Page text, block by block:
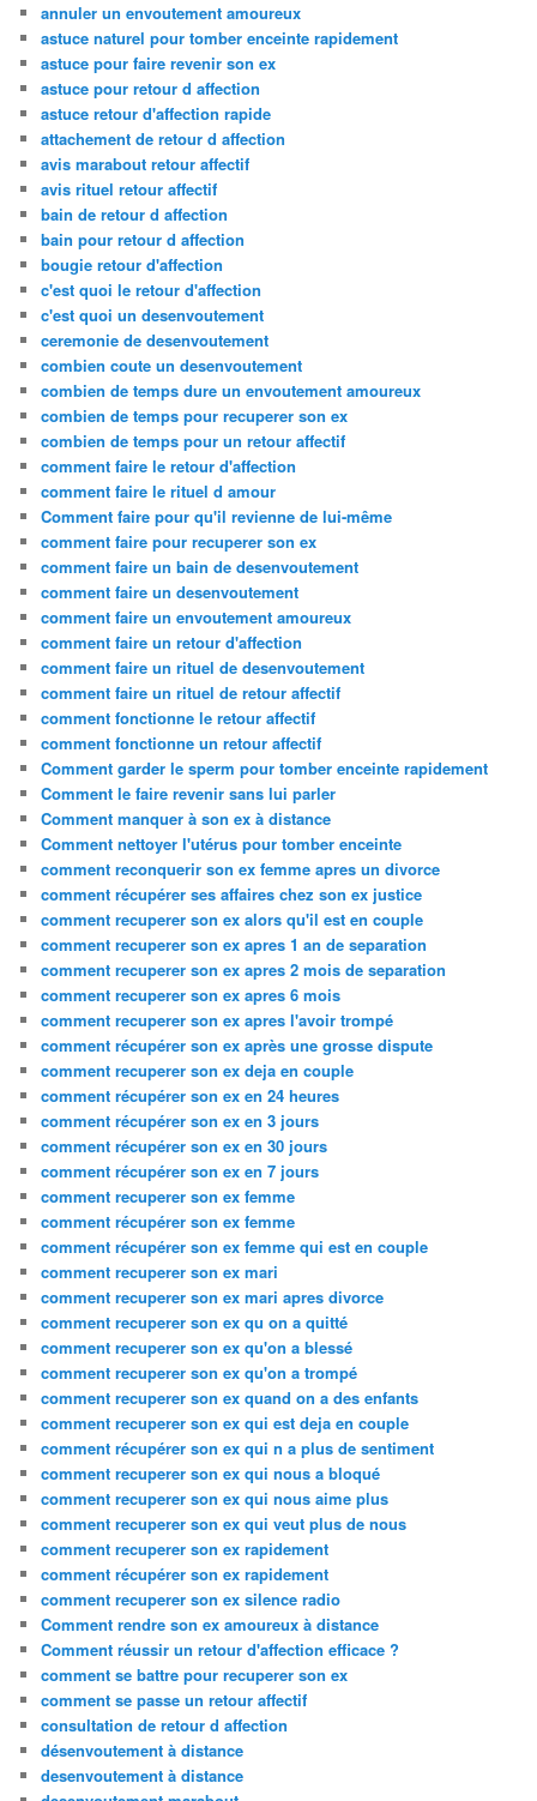
annuler un envoutement amoureux
astuce naturel pour tomber enceinte rapidement
astuce pour faire revenir son ex
astuce pour retour d affection
astuce retour d'affection rapide
attachement de retour d affection
avis marabout retour affectif
avis rituel retour affectif
bain de retour d affection
bain pour retour d affection
bougie retour d'affection
c'est quoi le retour d'affection
c'est quoi un desenvoutement
ceremonie de desenvoutement
combien coute un desenvoutement
combien de temps dure un envoutement amoureux
combien de temps pour recuperer son ex
combien de temps pour un retour affectif
comment faire le retour d'affection
comment faire le rituel d amour
Comment faire pour qu'il revienne de lui-même
comment faire pour recuperer son ex
comment faire un bain de desenvoutement
comment faire un desenvoutement
comment faire un envoutement amoureux
comment faire un retour d'affection
comment faire un rituel de desenvoutement
comment faire un rituel de retour affectif
comment fonctionne le retour affectif
comment fonctionne un retour affectif
Comment garder le sperm pour tomber enceinte rapidement
Comment le faire revenir sans lui parler
Comment manquer à son ex à distance
Comment nettoyer l'utérus pour tomber enceinte
comment reconquerir son ex femme apres un divorce
comment récupérer ses affaires chez son ex justice
comment recuperer son ex alors qu'il est en couple
comment recuperer son ex apres 1 an de separation
comment recuperer son ex apres 2 mois de separation
comment recuperer son ex apres 6 mois
comment recuperer son ex apres l'avoir trompé
comment récupérer son ex après une grosse dispute
comment recuperer son ex deja en couple
comment récupérer son ex en 24 heures
comment récupérer son ex en 3 jours
comment récupérer son ex en 30 jours
comment récupérer son ex en 7 jours
comment recuperer son ex femme
comment récupérer son ex femme
comment récupérer son ex femme qui est en couple
comment recuperer son ex mari
comment recuperer son ex mari apres divorce
comment recuperer son ex qu on a quitté
comment recuperer son ex qu'on a blessé
comment recuperer son ex qu'on a trompé
comment recuperer son ex quand on a des enfants
comment recuperer son ex qui est deja en couple
comment récupérer son ex qui n a plus de sentiment
comment recuperer son ex qui nous a bloqué
comment recuperer son ex qui nous aime plus
comment recuperer son ex qui veut plus de nous
comment recuperer son ex rapidement
comment récupérer son ex rapidement
comment recuperer son ex silence radio
Comment rendre son ex amoureux à distance
Comment réussir un retour d'affection efficace ?
comment se battre pour recuperer son ex
comment se passe un retour affectif
consultation de retour d affection
désenvoutement à distance
desenvoutement à distance